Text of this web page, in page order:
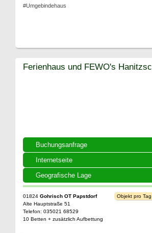
#Umgebindehaus
Buchungsanfrage
Internetseite
Geografische Lage
Ferienhaus und FEWO's
01824 Gohrisch OT Papstdorf
Alte Hauptstraße 51
Telefon: 035021 68529
10 Betten + zusätzlich Aufbettung
Objekt pro